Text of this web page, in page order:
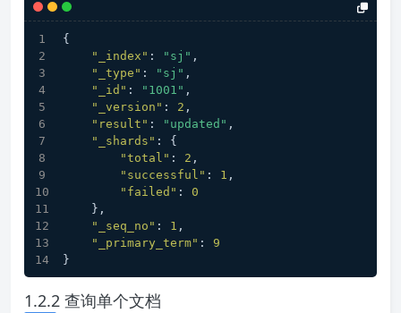
{
"_index" : "sj" ,
"_type" : "sj" ,
"_id" : "1001" ,
"_version" : 2 ,
"result" : "updated" ,
"_shards" :
{
"total" : 2 ,
"successful" : 1 ,
"failed" :
0
} ,
"_seq_no" : 1 ,
"_primary_term" :
9
}
1.2.2 查询单个文档